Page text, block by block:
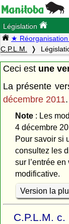
Législation
★
C.P.L.M.
Ceci est une
La présente
décembre 2011.
Note: Les
4 décembre
Pour savoir si
consultez les
sur l’entrée
modificative.
Version la
C.P.L.M. c.